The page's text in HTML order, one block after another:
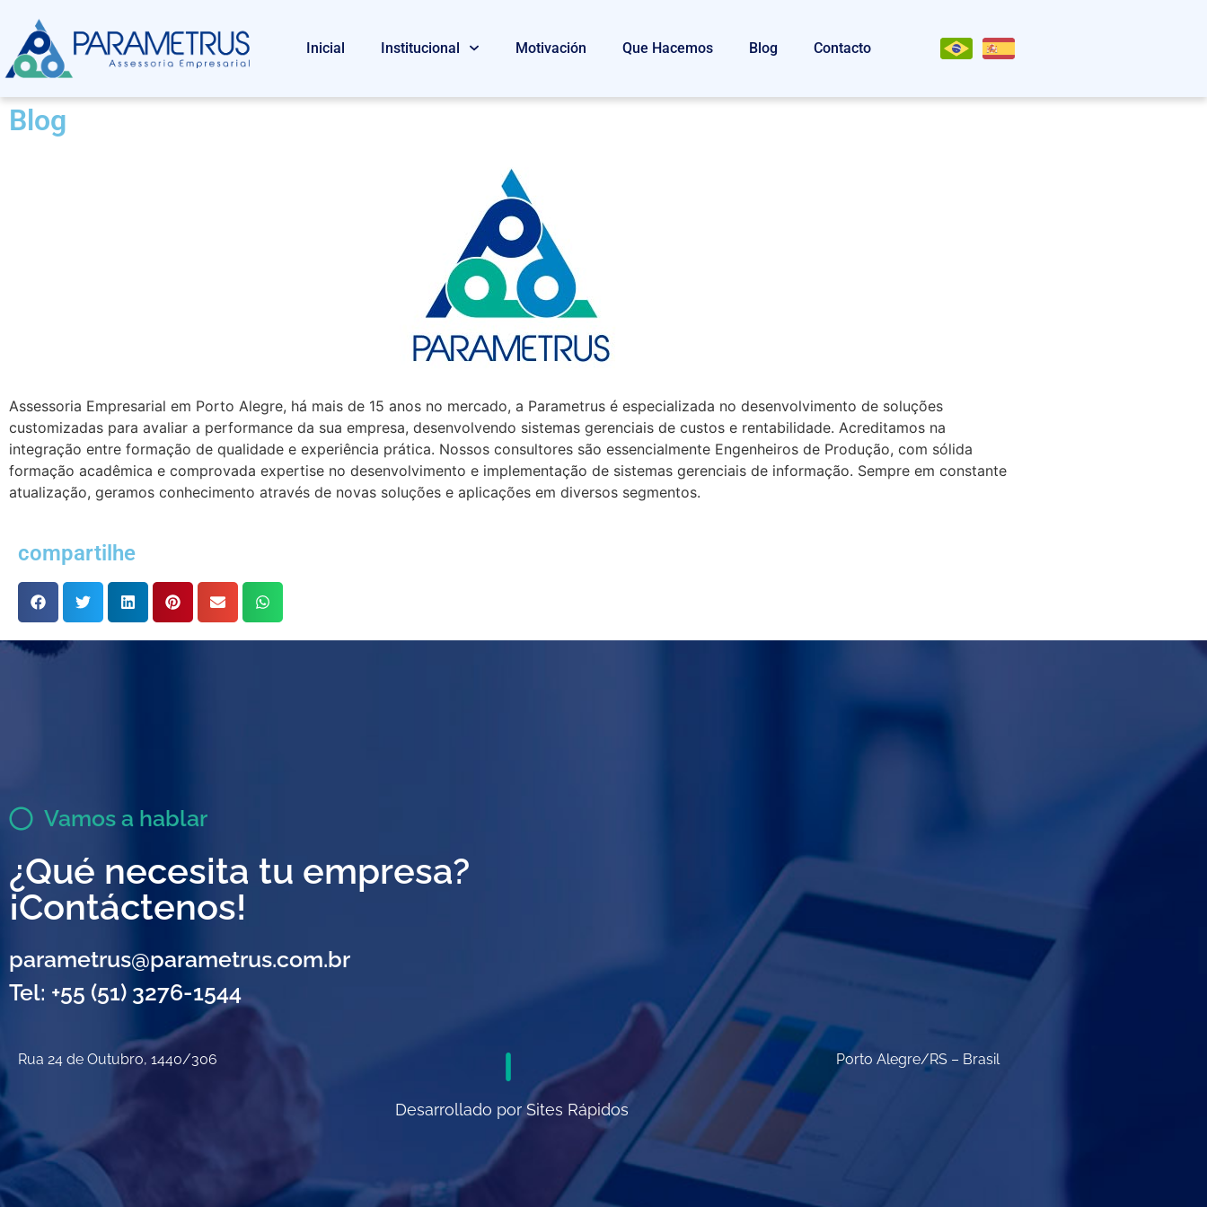
Inicial Institucional Motivación Que Hacemos Blog Contacto
Blog
Assessoria Empresarial em Porto Alegre, há mais de 15 anos no mercado, a Parametrus é especializada no desenvolvimento de soluções
customizadas para avaliar a performance da sua empresa, desenvolvendo sistemas gerenciais de custos e rentabilidade. Acreditamos na
integração entre formação de qualidade e experiência prática. Nossos consultores são essencialmente Engenheiros de Produção, com sólida
formação acadêmica e comprovada expertise no desenvolvimento e implementação de sistemas gerenciais de informação. Sempre em constante
atualização, geramos conhecimento através de novas soluções e aplicações em diversos segmentos.
compartilhe
Vamos a hablar
¿Qué necesita tu empresa?
¡Contáctenos!
parametrus@parametrus.com.br
Tel: +55 (51) 3276-1544
Rua 24 de Outubro, 1440/306 Porto Alegre/RS – Brasil
Desarrollado por Sites Rápidos